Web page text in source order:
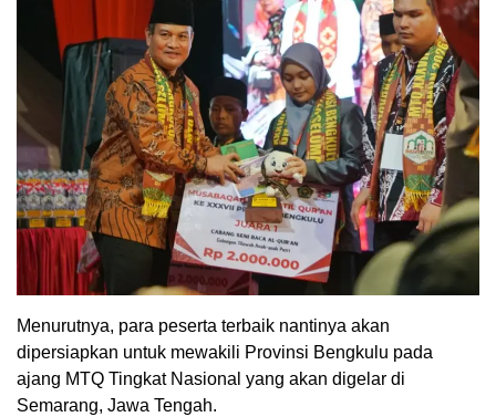
Menurutnya, para peserta terbaik nantinya akan
dipersiapkan untuk mewakili Provinsi Bengkulu pada
ajang MTQ Tingkat Nasional yang akan digelar di
Semarang, Jawa Tengah.